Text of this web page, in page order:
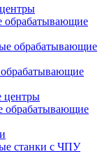
обрабатывающие
обрабатывающие
центры
обрабатывающие
станки с ЧПУ